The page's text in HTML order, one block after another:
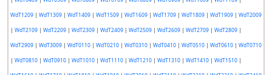
WdT1209| WdT1309| WdT1409| WdT1509| WdT1609| WdT1709| WdT1809| WdT1909| WdT2009
| WdT2109| WdT2209| WdT2309| WdT2409| WdT2509| WdT2609| WdT2709| WdT2809|
WdT2909| WdT3009| WdT0110| WdT0210| WdT0310| WdT0410| WdT0510| WdT0610| WdT0710
| WdT0810| WdT0910| WdT1010| WdT1110| WdT1210| WdT1310| WdT1410| WdT1510|